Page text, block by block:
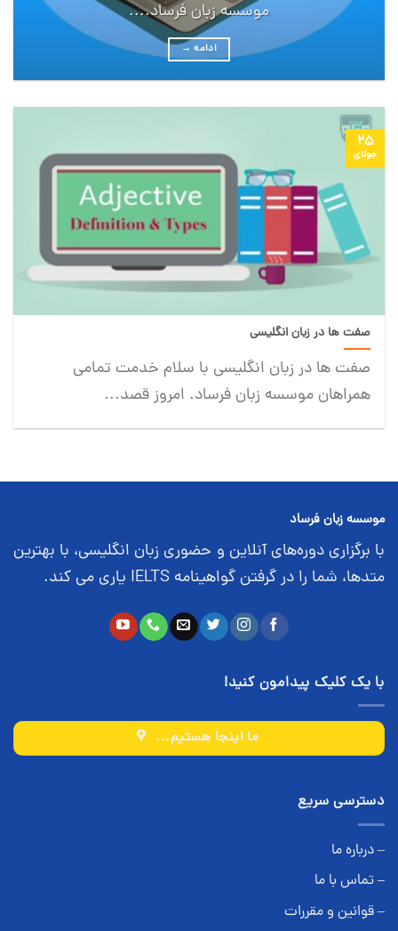
موسسه زبان فرساد....
ادامه →
صفت ها در زبان انگلیسی
صفت ها در زبان انگلیسی با سلام خدمت تمامی
همراهان موسسه زبان فرساد. امروز قصد...
25
جولای
موسسه زبان فرساد
با برگزاری دوره‌های آنلاین و حضوری زبان انگلیسی، با بهترین
متدها، شما را در گرفتن گواهینامه IELTS یاری می کند.
با یک کلیک پیدامون کنید!
ما اینجا هستیم...
دسترسی سریع
– درباره ما
– تماس با ما
– قوانین و مقررات